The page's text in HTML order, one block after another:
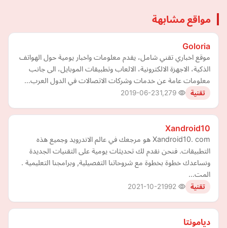
مواقع مشابهة
Goloria
موقع اخباري تقني شامل، يقدم معلومات واخبار يومية حول الهواتف
الذكية، الاجهزة الالكترونية، الالعاب وتطبيقات الموبايل، الى جانب
معلومات عامة عن خدمات وشركات الاتصالات في الدول العرب…
تقنية 2019-06-23
Xandroid10
Xandroid10. com هو مرجعك في عالم الاندرويد وجميع هذه
التطبيقات. فنحن نقدم لك تحديثات يومية على التقنيات الجديدة
ونساعدك خطوة بخطوة مع شروحاتنا التفصيلية, وبرامجنا التعليمية .
المت…
تقنية 2021-10-21
ديامونتا